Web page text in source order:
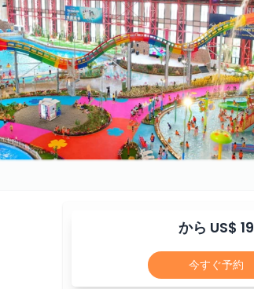
から US$ 19
今すぐ予約